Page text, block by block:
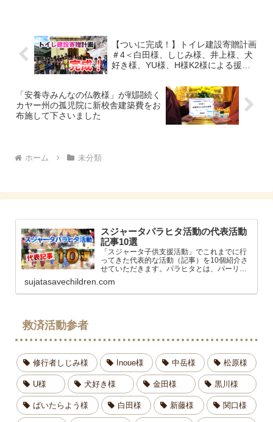
【ついに完成！】トイレ建設寄贈計画
＃4＜白田様、しじみ様、井上様、犬
好き様、YU様、H様K2様による援助
「安養寺みんなの仏教様」が戦闘続く
カヤー州の孤児院に新校舎建築費をお
布施して下さいました
ホーム 未分類
スジャータパラヒタ活動の代表活動
記事10選
「スジャータ子供支援活動」でこれまでに行
ってきた代表的な活動（記事）を10個紹介さ
せていただきます。パラヒタとは、パーリ語,
他」というニュアンスの意味になります。ス
ジャータはらだ（原田英次）孤児救済活動
sujatasavechildren.com
救済活動参者
修行者しじみ様 Inoue様 中岳様 松原様
U様 犬好き様 金田様 黒川様
ばいたらよう様 白田様 新藤様 関口様